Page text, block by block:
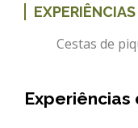
Cestas de
Experiências